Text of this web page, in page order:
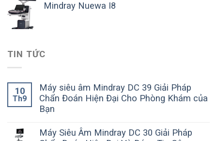
Mindray Nuewa I8
TIN TỨC
10
Th9
Máy siêu âm Mindray DC 39 Giải Pháp
Chẩn Đoán Hiện Đại Cho Phòng Khám của
Bạn
Máy Siêu Âm Mindray DC 30 Giải Pháp